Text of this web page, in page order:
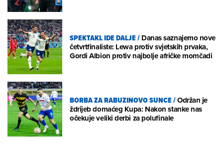
SPEKTAKL IDE DALJE/Danas saznajemo nove
četvrtfinaliste: Lewa protiv svjetskih prvaka,
Gordi Albion protiv najbolje afričke momčadi
BORBA ZA RABUZINOVO SUNCE/Održan je
ždrijeb domaćeg Kupa: Nakon stanke nas
očekuje veliki derbi za polufinale